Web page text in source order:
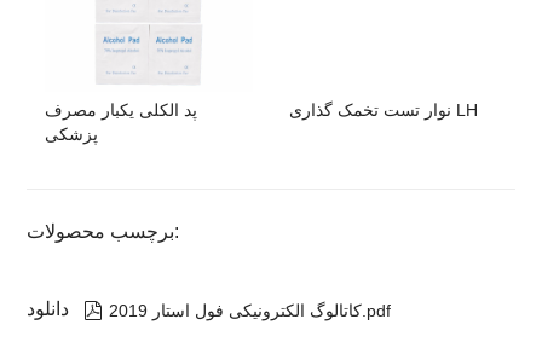
پد الکلی یکبار مصرف
پزشکی
نوار تست تخمک گذاری LH
برچسب محصولات:
دانلود  کاتالوگ الکترونیکی فول استار 2019.pdf